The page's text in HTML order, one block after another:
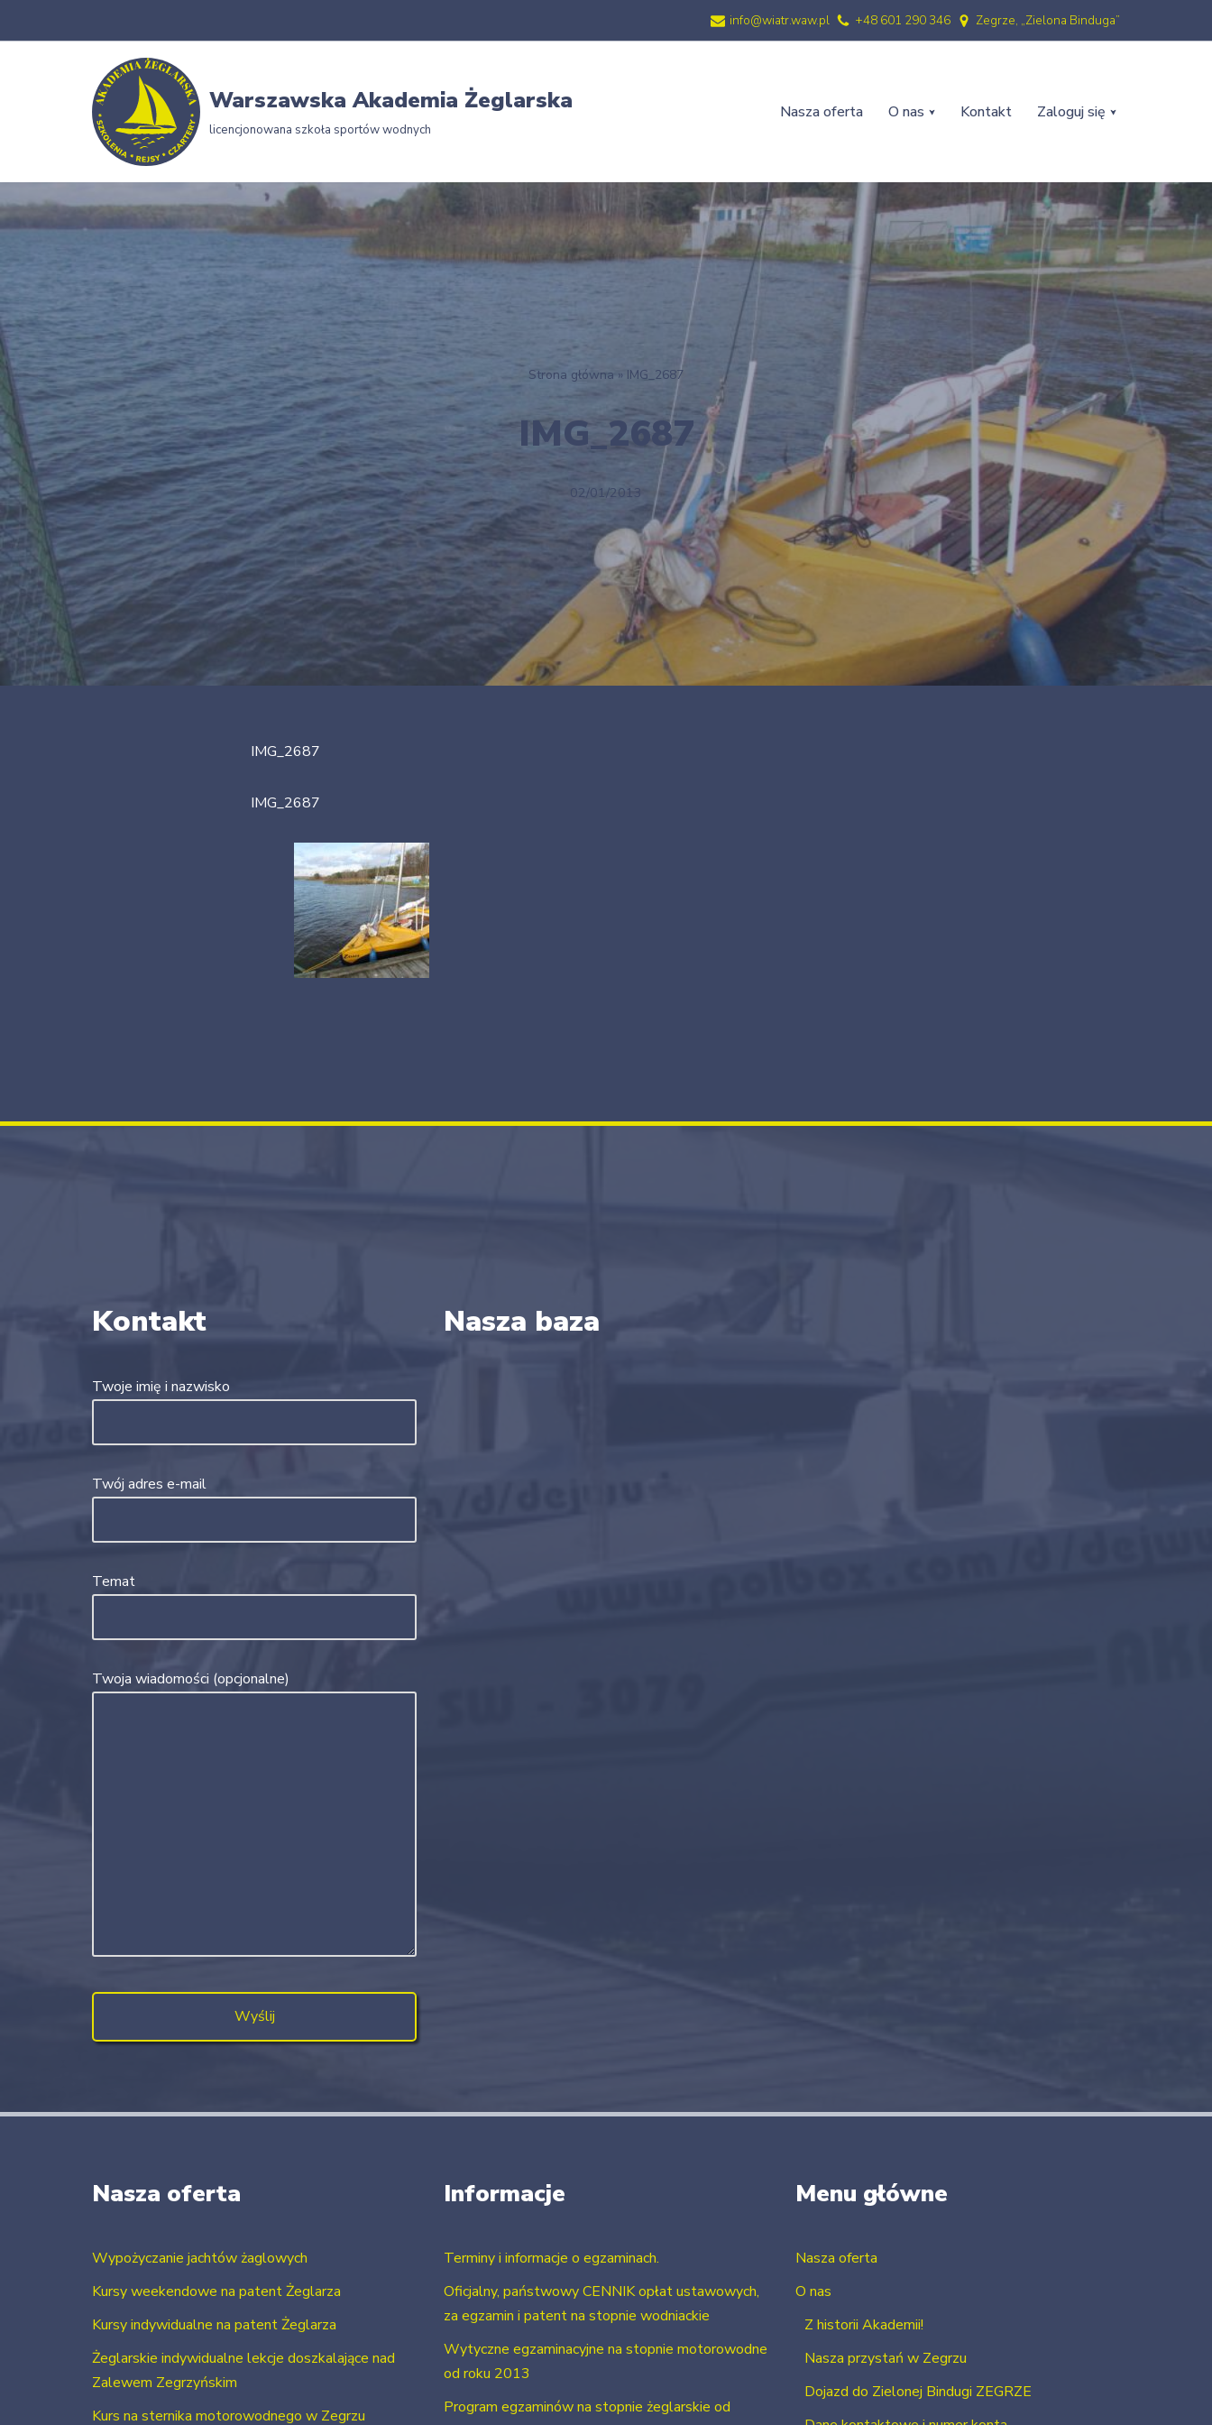
info@wiatr.waw.pl +48 601 290 346 Zegrze, „Zielona Binduga”
Warszawska Akademia Żeglarska
licencjonowana szkoła sportów wodnych
Nasza oferta O nas Kontakt Zaloguj się
Strona główna » IMG_2687
IMG_2687
02/01/2013
IMG_2687
IMG_2687
Kontakt
Twoje imię i nazwisko
Twój adres e-mail
Temat
Twoja wiadomości (opcjonalne)
Nasza baza
Nasza oferta
Wypożyczanie jachtów żaglowych
Kursy weekendowe na patent Żeglarza
Kursy indywidualne na patent Żeglarza
Żeglarskie indywidualne lekcje doszkalające nad
Zalewem Zegrzyńskim
Kurs na sternika motorowodnego w Zegrzu
Informacje
Terminy i informacje o egzaminach.
Oficjalny, państwowy CENNIK opłat ustawowych,
za egzamin i patent na stopnie wodniackie
Wytyczne egzaminacyjne na stopnie motorowodne
od roku 2013
Program egzaminów na stopnie żeglarskie od
Menu główne
Nasza oferta
O nas
Z historii Akademii!
Nasza przystań w Zegrzu
Dojazd do Zielonej Bindugi ZEGRZE